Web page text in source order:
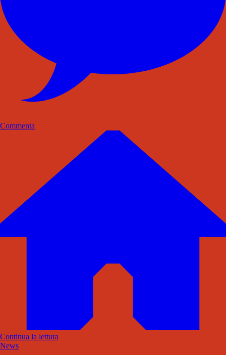
Commenta
Continua la lettura
News